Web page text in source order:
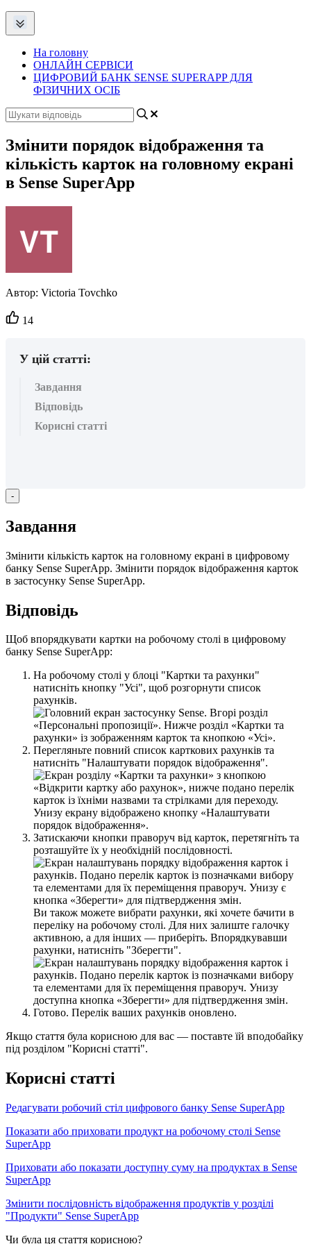
На головну
ОНЛАЙН СЕРВІСИ
ЦИФРОВИЙ БАНК SENSE SUPERAPP ДЛЯ
ФІЗИЧНИХ ОСІБ
Змінити порядок відображення та
кількість карток на головному екрані
в Sense SuperApp
Автор: Victoria Tovchko
Кількість
вподобайок:
14
У цій статті:
Завдання
Відповідь
Корисні статті
-
Завдання
Змінити кількість карток на головному екрані в цифровому
банку Sense SuperApp. Змінити порядок відображення карток
в застосунку Sense SuperApp.
Відповідь
Щоб впорядкувати картки на робочому столі в цифровому
банку Sense SuperApp:
На робочому столі у блоці "Картки та рахунки"
натисніть кнопку "Усі", щоб розгорнути список
рахунків.
Перегляньте повний список карткових рахунків та
натисніть "Налаштувати порядок відображення".
Затискаючи кнопки праворуч від карток, перетягніть та
розташуйте їх у необхідній послідовності.
Ви також можете вибрати рахунки, які хочете бачити в
переліку на робочому столі. Для них залиште галочку
активною, а для інших — приберіть. Впорядкувавши
рахунки, натисніть "Зберегти".
Готово. Перелік ваших рахунків оновлено.
Якщо стаття була корисною для вас — поставте їй вподобайку
під розділом "Корисні статті".
Корисні статті
Редагувати робочий стіл цифрового банку Sense SuperApp
Показати або приховати продукт на робочому столі Sense
SuperApp
Приховати або показати доступну суму на продуктах в Sense
SuperApp
Змінити послідовність відображення продуктів у розділі
"Продукти" Sense SuperApp
Чи була ця стаття корисною?